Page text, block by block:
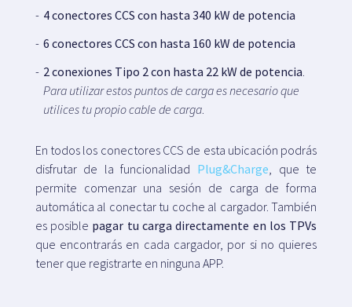
4 conectores CCS con hasta 340 kW de potencia
6 conectores CCS con hasta 160 kW de potencia
2 conexiones Tipo 2 con hasta 22 kW de potencia
Para utilizar estos puntos de carga es necesario que
utilices tu propio cable de carga.
En todos los conectores CCS de esta ubicación podrás
disfrutar de la funcionalidad Plug&Charge , que te
permite comenzar una sesión de carga de forma
automática al conectar tu coche al cargador. También
es posible pagar tu carga directamente en los TPVs
que encontrarás en cada cargador, por si no quieres
tener que registrarte en ninguna APP.